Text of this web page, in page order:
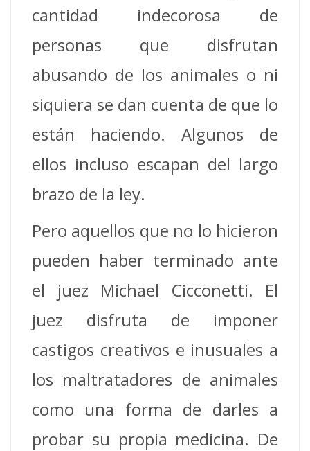
cantidad indecorosa de
personas que disfrutan
abusando de los animales o ni
siquiera se dan cuenta de que lo
están haciendo. Algunos de
ellos incluso escapan del largo
brazo de la ley.
Pero aquellos que no lo hicieron
pueden haber terminado ante
el juez Michael Cicconetti. El
juez disfruta de imponer
castigos creativos e inusuales a
los maltratadores de animales
como una forma de darles a
probar su propia medicina. De